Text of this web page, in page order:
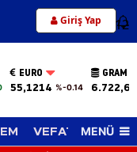
Giriş Yap 12
EURO
55,1214 %-0.14
GRAM
6.722,65
VEFAT EDENLER
MENÜ